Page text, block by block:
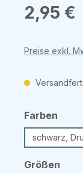
Regulärer Preis:
2,95 €
Preise exkl.
Farben
schwarz,
Größen